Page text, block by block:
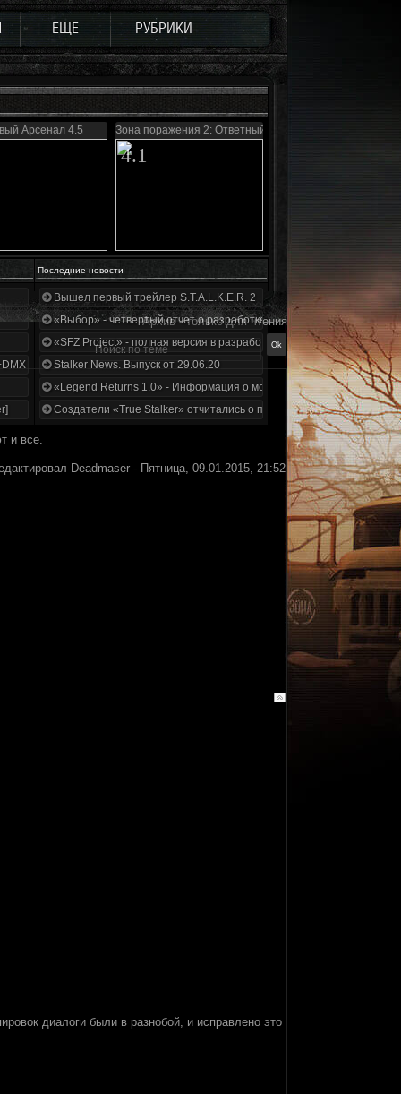
ЕЩЕ РУБРИКИ
Арсенал 4.5 Зона поражения 2: Ответный удар
4.1
Последние новости
1.3.5.ООП.МА.К.
Вышел первый трейлер S.T.A.L.K.E.R. 2
«Выбор» - четвертый отчет о разработке!
«SFZ Project» - полная версия в разработке!
Stalker News. Выпуск от 29.06.20
«Legend Returns 1.0» - Информация о моде за июнь 2020
Создатели «True Stalker» отчитались о проделанной работе
Архив - только для чтения
и все.
Deadmaser - Пятница, 09.01.2015, 21:52
диалоги были в разнобой, и исправлено это